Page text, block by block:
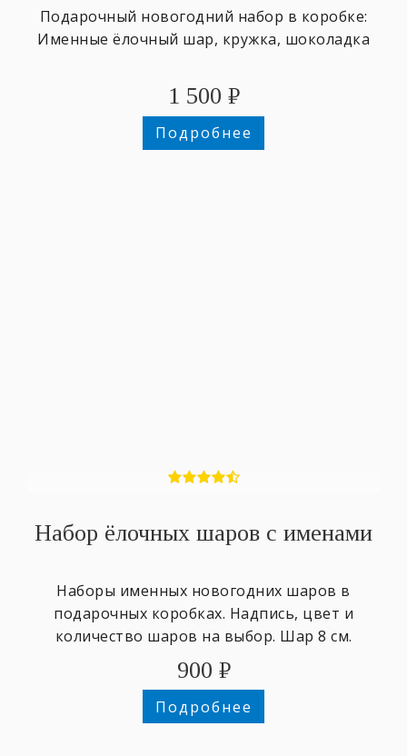
Подарочный новогодний набор в коробке:
Именные ёлочный шар, кружка, шоколадка
1 500 ₽
Подробнее
Набор ёлочных шаров с именами
Наборы именных новогодних шаров в
подарочных коробках. Надпись, цвет и
количество шаров на выбор. Шар 8 см.
900 ₽
Подробнее